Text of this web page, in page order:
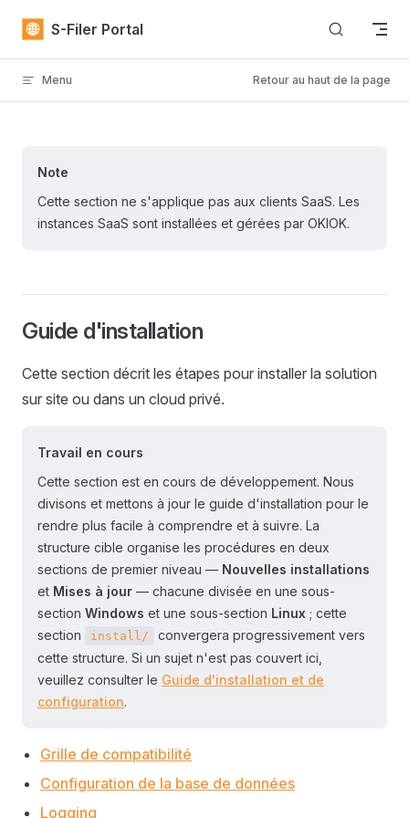
Skip to content
S-Filer Portal
Menu Retour au haut de la page
Note
Cette section ne s'applique pas aux clients SaaS. Les
instances SaaS sont installées et gérées par OKIOK.
Guide d'installation
Cette section décrit les étapes pour installer la solution
sur site ou dans un cloud privé.
Travail en cours
Cette section est en cours de développement. Nous
divisons et mettons à jour le guide d'installation pour le
rendre plus facile à comprendre et à suivre. La
structure cible organise les procédures en deux
sections de premier niveau — Nouvelles installations
et Mises à jour — chacune divisée en une sous-
section Windows et une sous-section Linux ; cette
section
install/
convergera progressivement vers
cette structure. Si un sujet n'est pas couvert ici,
veuillez consulter le Guide d'installation et de
configuration.
Grille de compatibilité
Configuration de la base de données
Logging